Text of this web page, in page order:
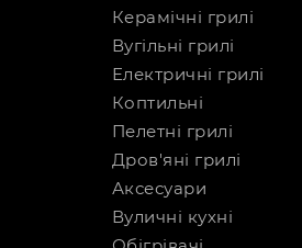
Керамічні грилі
Вугільні грилі
Електричні грилі
Коптильні
Пелетні грилі
Дров'яні грилі
Аксесуари
Вуличні кухні